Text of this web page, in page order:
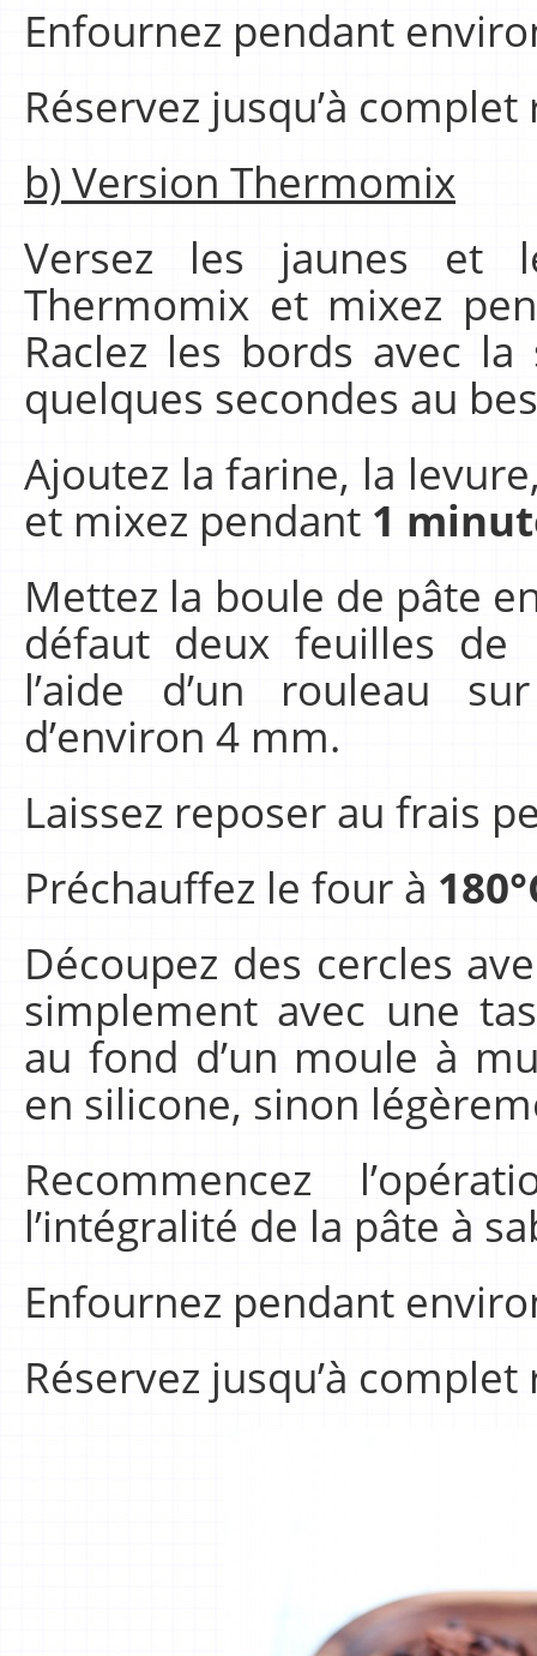
Enfournez pendant
Réservez jusqu’à
b) Version Thermomix
Versez les jaunes
Thermomix et mixez
Raclez les bords avec
quelques secondes au
Ajoutez la farine, la
et mixez pendant 1
Mettez la boule de pâte
défaut deux feuilles de
l’aide d’un rouleau
d’environ 4 mm.
Laissez reposer au frais
Préchauffez le four à
Découpez des cercles
simplement avec une
au fond d’un moule à
en silicone, sinon
Recommencez
l’intégralité de la pâte à
Enfournez pendant
Réservez jusqu’à